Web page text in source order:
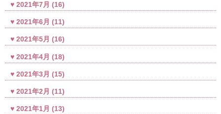
2021年7月 (16)
2021年6月 (11)
2021年5月 (16)
2021年4月 (18)
2021年3月 (15)
2021年2月 (11)
2021年1月 (13)